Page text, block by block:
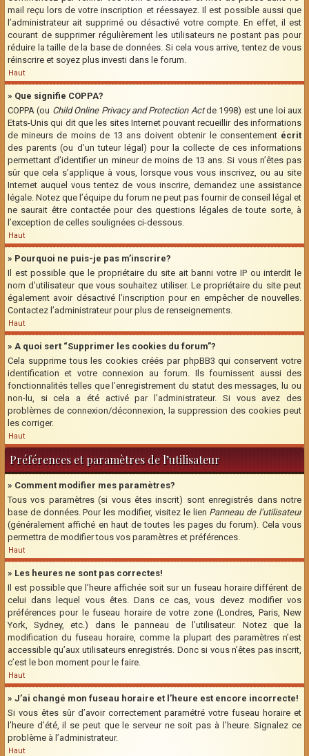
mail reçu lors de votre inscription et réessayez. Il est possible aussi que
l’administrateur ait supprimé ou désactivé votre compte. En effet, il est
courant de supprimer régulièrement les utilisateurs ne postant pas pour
réduire la taille de la base de données. Si cela vous arrive, tentez de vous
réinscrire et soyez plus investi dans le forum.
Haut
» Que signifie COPPA?
COPPA (ou Child Online Privacy and Protection Actde 1998) est une loi aux
Etats-Unis qui dit que les sites Internet pouvant recueillir des informations
de mineurs de moins de 13 ans doivent obtenir le consentement écrit
des parents (ou d’un tuteur légal) pour la collecte de ces informations
permettant d’identifier un mineur de moins de 13 ans. Si vous n’êtes pas
sûr que cela s’applique à vous, lorsque vous vous inscrivez, ou au site
Internet auquel vous tentez de vous inscrire, demandez une assistance
légale. Notez que l’équipe du forum ne peut pas fournir de conseil légal et
ne saurait être contactée pour des questions légales de toute sorte, à
l’exception de celles soulignées ci-dessous.
Haut
» Pourquoi ne puis-je pas m’inscrire?
Il est possible que le propriétaire du site ait banni votre IP ou interdit le
nom d’utilisateur que vous souhaitez utiliser. Le propriétaire du site peut
également avoir désactivé l’inscription pour en empêcher de nouvelles.
Contactez l’administrateur pour plus de renseignements.
Haut
» A quoi sert “Supprimer les cookies du forum”?
Cela supprime tous les cookies créés par phpBB3 qui conservent votre
identification et votre connexion au forum. Ils fournissent aussi des
fonctionnalités telles que l’enregistrement du statut des messages, lu ou
non-lu, si cela a été activé par l’administrateur. Si vous avez des
problèmes de connexion/déconnexion, la suppression des cookies peut
les corriger.
Haut
Préférences et paramètres de l’utilisateur
» Comment modifier mes paramètres?
Tous vos paramètres (si vous êtes inscrit) sont enregistrés dans notre
base de données. Pour les modifier, visitez le lien Panneau de l’utilisateur
(généralement affiché en haut de toutes les pages du forum). Cela vous
permettra de modifier tous vos paramètres et préférences.
Haut
» Les heures ne sont pas correctes!
Il est possible que l’heure affichée soit sur un fuseau horaire différent de
celui dans lequel vous êtes. Dans ce cas, vous devez modifier vos
préférences pour le fuseau horaire de votre zone (Londres, Paris, New
York, Sydney, etc.) dans le panneau de l’utilisateur. Notez que la
modification du fuseau horaire, comme la plupart des paramètres n’est
accessible qu’aux utilisateurs enregistrés. Donc si vous n’êtes pas inscrit,
c’est le bon moment pour le faire.
Haut
» J’ai changé mon fuseau horaire et l’heure est encore incorrecte!
Si vous êtes sûr d’avoir correctement paramétré votre fuseau horaire et
l’heure d’été, il se peut que le serveur ne soit pas à l’heure. Signalez ce
problème à l’administrateur.
Haut